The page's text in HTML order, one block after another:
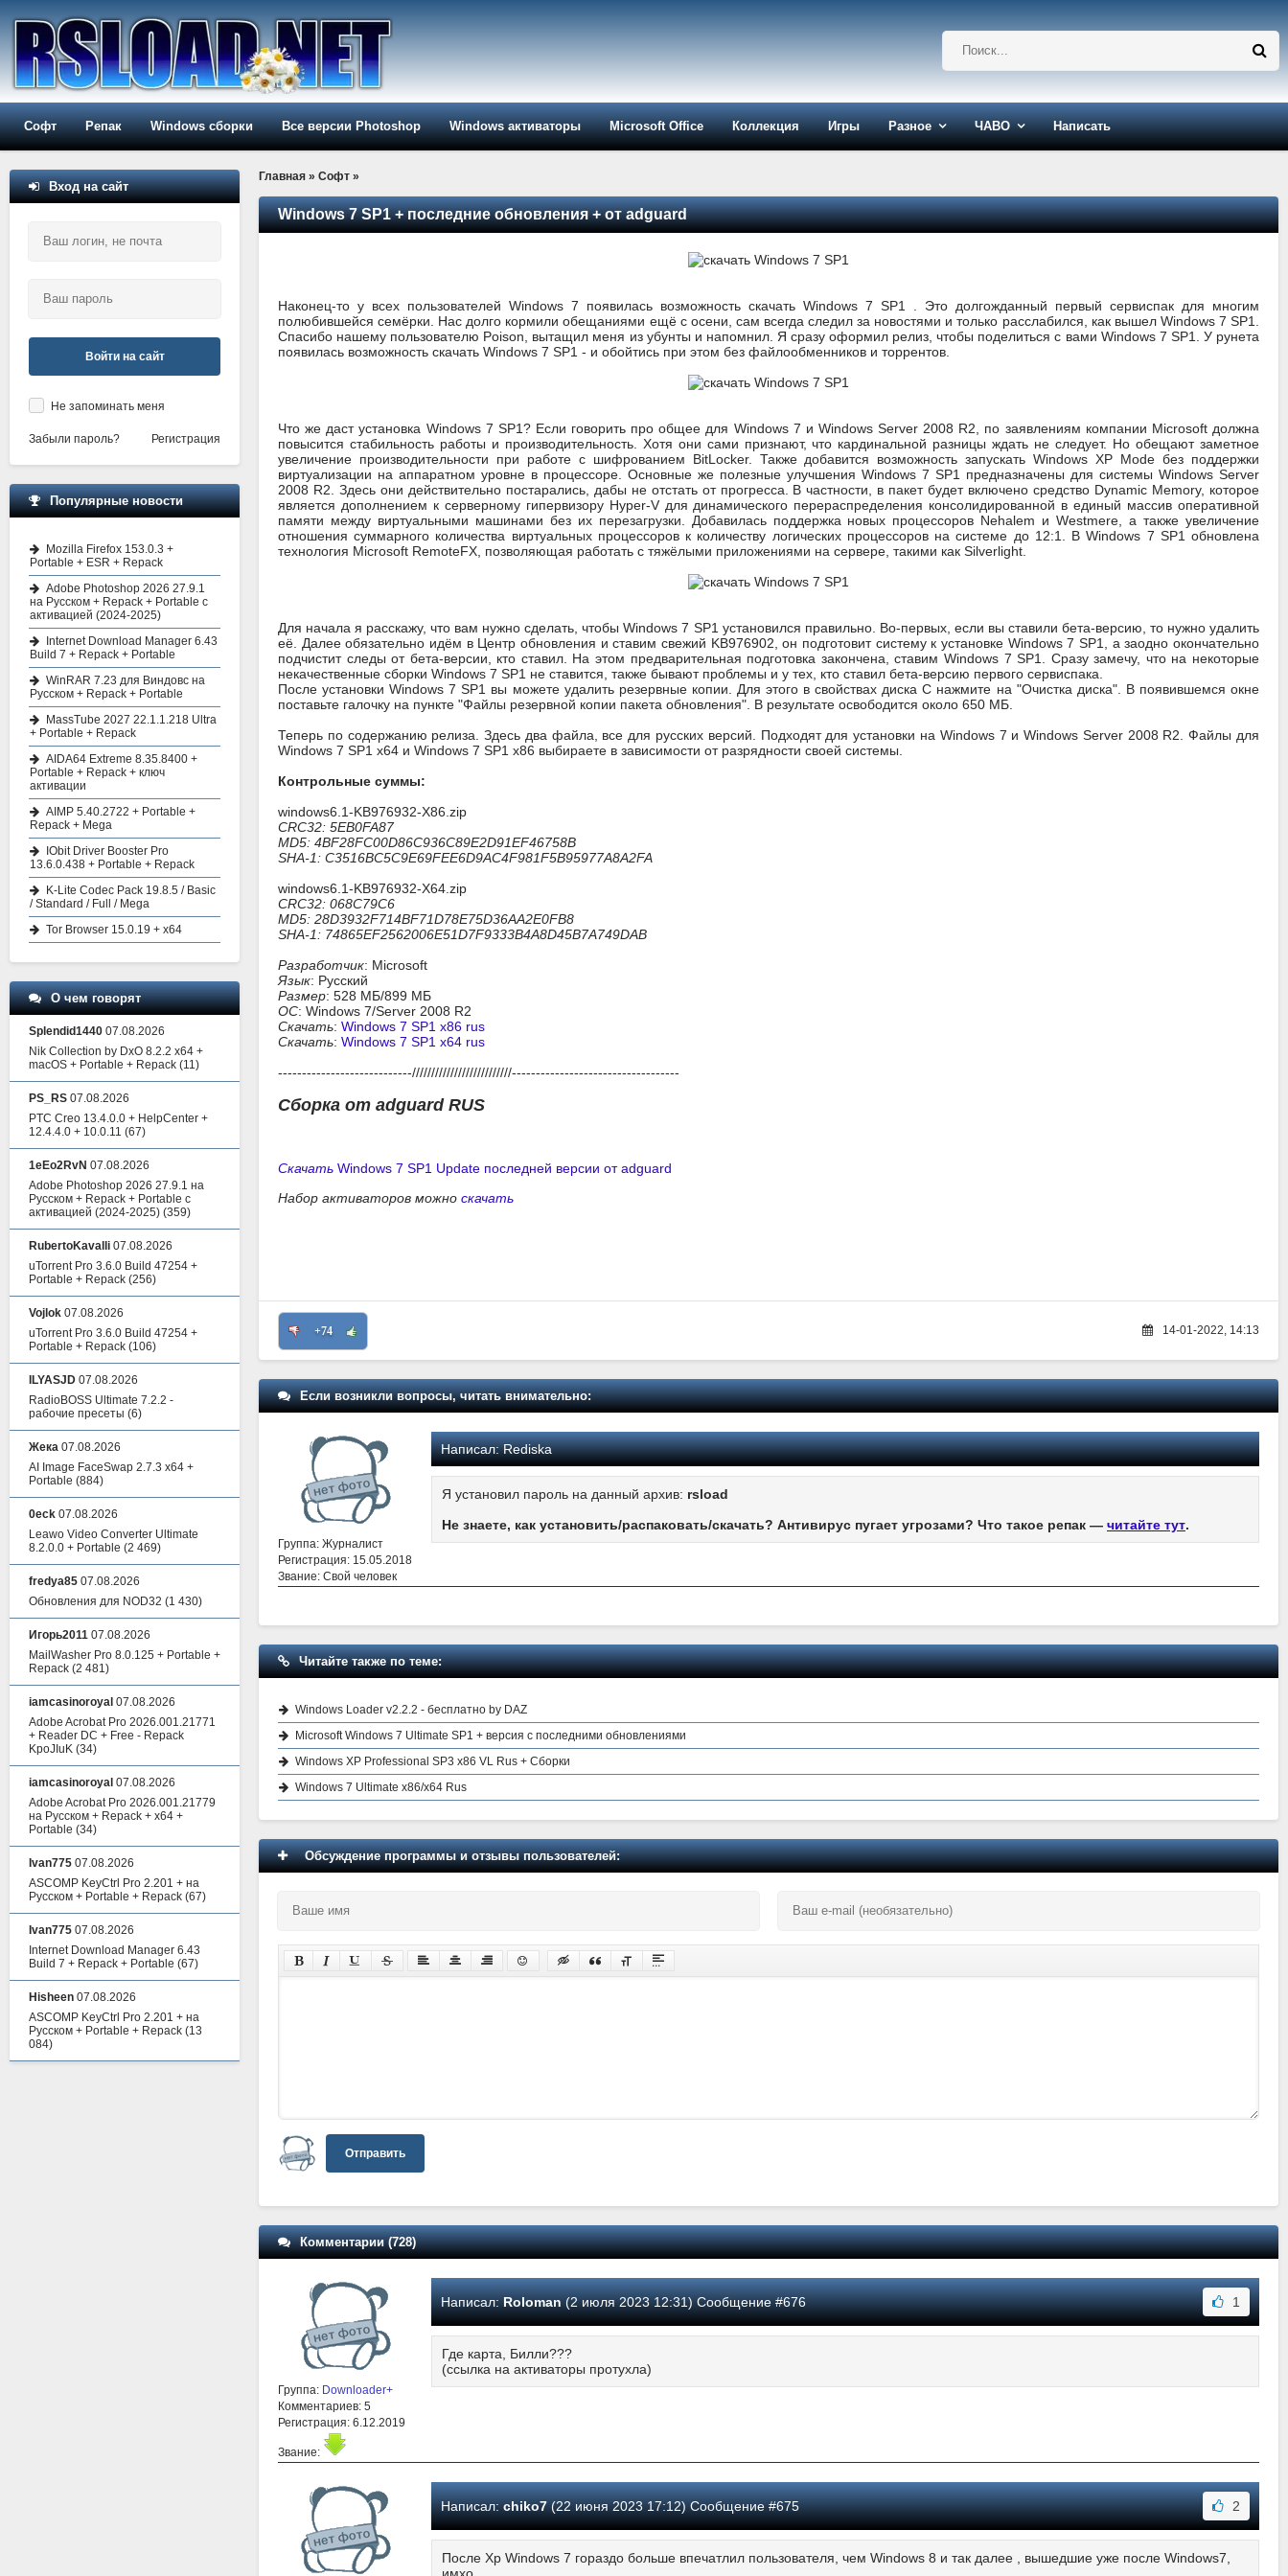
Софт Репак Windows сборки Все версии Photoshop Windows активаторы Microsoft Office Коллекция Игры Разное ЧАВО Написать
Главная » Софт »
Windows 7 SP1 + последние обновления + от adguard
Наконец-то у всех пользователей Windows 7 появилась возможность скачать Windows 7 SP1 . Это долгожданный первый сервиспак для многим
полюбившейся семёрки. Нас долго кормили обещаниями ещё с осени, сам всегда следил за новостями и только расслабился, как вышел Windows 7 SP1.
Спасибо нашему пользователю Poison, вытащил меня из убунты и напомнил. Я сразу оформил релиз, чтобы поделиться с вами Windows 7 SP1. У рунета
появилась возможность скачать Windows 7 SP1 - и обойтись при этом без файлообменников и торрентов.
Что же даст установка Windows 7 SP1? Если говорить про общее для Windows 7 и Windows Server 2008 R2, по заявлениям компании Microsoft должна
повысится стабильность работы и производительность. Хотя они сами признают, что кардинальной разницы ждать не следует. Но обещают заметное
увеличение производительности при работе с шифрованием BitLocker. Также добавится возможность запускать Windows XP Mode без поддержки
виртуализации на аппаратном уровне в процессоре. Основные же полезные улучшения Windows 7 SP1 предназначены для системы Windows Server
2008 R2. Здесь они действительно постарались, дабы не отстать от прогресса. В частности, в пакет будет включено средство Dynamic Memory, которое
является дополнением к серверному гипервизору Hyper-V для динамического перераспределения консолидированной в единый массив оперативной
памяти между виртуальными машинами без их перезагрузки. Добавилась поддержка новых процессоров Nehalem и Westmere, а также увеличение
отношения суммарного количества виртуальных процессоров к количеству логических процессоров на системе до 12:1. В Windows 7 SP1 обновлена
технология Microsoft RemoteFX, позволяющая работать с тяжёлыми приложениями на сервере, такими как Silverlight.
Для начала я расскажу, что вам нужно сделать, чтобы Windows 7 SP1 установился правильно. Во-первых, если вы ставили бета-версию, то нужно удалить
её. Далее обязательно идём в Центр обновления и ставим свежий KB976902, он подготовит систему к установке Windows 7 SP1, а заодно окончательно
подчистит следы от бета-версии, кто ставил. На этом предварительная подготовка закончена, ставим Windows 7 SP1. Сразу замечу, что на некоторые
некачественные сборки Windows 7 SP1 не ставится, также бывают проблемы и у тех, кто ставил бета-версию первого сервиспака.
После установки Windows 7 SP1 вы можете удалить резервные копии. Для этого в свойствах диска C нажмите на "Очистка диска". В появившемся окне
поставьте галочку на пункте "Файлы резервной копии пакета обновления". В результате освободится около 650 МБ.
Теперь по содержанию релиза. Здесь два файла, все для русских версий. Подходят для установки на Windows 7 и Windows Server 2008 R2. Файлы для
Windows 7 SP1 x64 и Windows 7 SP1 x86 выбираете в зависимости от разрядности своей системы.
Контрольные суммы:
windows6.1-KB976932-X86.zip
CRC32: 5EB0FA87
MD5: 4BF28FC00D86C936C89E2D91EF46758B
SHA-1: C3516BC5C9E69FEE6D9AC4F981F5B95977A8A2FA
windows6.1-KB976932-X64.zip
CRC32: 068C79C6
MD5: 28D3932F714BF71D78E75D36AA2E0FB8
SHA-1: 74865EF2562006E51D7F9333B4A8D45B7A749DAB
Разработчик: Microsoft
Язык: Русский
Размер: 528 МБ/899 МБ
ОС: Windows 7/Server 2008 R2
Скачать: Windows 7 SP1 x86 rus
Скачать: Windows 7 SP1 x64 rus
----------------------------//////////////////////////-----------------------------------
Сборка от adguard RUS
Скачать Windows 7 SP1 Update последней версии от adguard
Набор активаторов можно скачать
+74 14-01-2022, 14:13
Если возникли вопросы, читать внимательно:
Группа: Журналист
Регистрация: 15.05.2018
Звание: Свой человек
Написал:Rediska
Я установил пароль на данный архив: rsload
Не знаете, как установить/распаковать/скачать? Антивирус пугает угрозами? Что такое репак — читайте тут.
Читайте также по теме:
Windows Loader v2.2.2 - бесплатно by DAZ
Microsoft Windows 7 Ultimate SP1 + версия с последними обновлениями
Windows XP Professional SP3 x86 VL Rus + Сборки
Windows 7 Ultimate x86/x64 Rus
Обсуждение программы и отзывы пользователей:
Отправить
Комментарии (728)
Группа: Downloader+
Комментариев: 5
Регистрация: 6.12.2019
Звание:
Написал: Roloman(2 июля 2023 12:31) Сообщение #676 1
Где карта, Билли???
(ссылка на активаторы протухла)
Написал: chiko7(22 июня 2023 17:12) Сообщение #675 2
После Xp Windows 7 гораздо больше впечатлил пользователя, чем Windows 8 и так далее , вышедшие уже после Windows7,
Вход на сайт
Войти на сайт
Не запоминать меня
Забыли пароль? Регистрация
Популярные новости
Mozilla Firefox 153.0.3 +
Portable + ESR + Repack
Adobe Photoshop 2026 27.9.1
на Русском + Repack + Portable с
активацией (2024-2025)
Internet Download Manager 6.43
Build 7 + Repack + Portable
WinRAR 7.23 для Виндовс на
Русском + Repack + Portable
MassTube 2027 22.1.1.218 Ultra
+ Portable + Repack
AIDA64 Extreme 8.35.8400 +
Portable + Repack + ключ
активации
AIMP 5.40.2722 + Portable +
Repack + Mega
IObit Driver Booster Pro
13.6.0.438 + Portable + Repack
K-Lite Codec Pack 19.8.5 / Basic
/ Standard / Full / Mega
Tor Browser 15.0.19 + x64
О чем говорят
Splendid1440 07.08.2026
Nik Collection by DxO 8.2.2 x64 +
macOS + Portable + Repack (11)
PS_RS 07.08.2026
PTC Creo 13.4.0.0 + HelpCenter +
12.4.4.0 + 10.0.11 (67)
1eEo2RvN 07.08.2026
Adobe Photoshop 2026 27.9.1 на
Русском + Repack + Portable с
активацией (2024-2025) (359)
RubertoKavalli 07.08.2026
uTorrent Pro 3.6.0 Build 47254 +
Portable + Repack (256)
Vojlok 07.08.2026
uTorrent Pro 3.6.0 Build 47254 +
Portable + Repack (106)
ILYASJD 07.08.2026
RadioBOSS Ultimate 7.2.2 -
рабочие пресеты (6)
Жека 07.08.2026
AI Image FaceSwap 2.7.3 x64 +
Portable (884)
0eck 07.08.2026
Leawo Video Converter Ultimate
8.2.0.0 + Portable (2 469)
fredya85 07.08.2026
Обновления для NOD32 (1 430)
Игорь2011 07.08.2026
MailWasher Pro 8.0.125 + Portable +
Repack (2 481)
iamcasinoroyal 07.08.2026
Adobe Acrobat Pro 2026.001.21771
+ Reader DC + Free - Repack
KpoJIuK (34)
iamcasinoroyal 07.08.2026
Adobe Acrobat Pro 2026.001.21779
на Русском + Repack + x64 +
Portable (34)
Ivan775 07.08.2026
ASCOMP KeyCtrl Pro 2.201 + на
Русском + Portable + Repack (67)
Ivan775 07.08.2026
Internet Download Manager 6.43
Build 7 + Repack + Portable (67)
Hisheen 07.08.2026
ASCOMP KeyCtrl Pro 2.201 + на
Русском + Portable + Repack (13
084)